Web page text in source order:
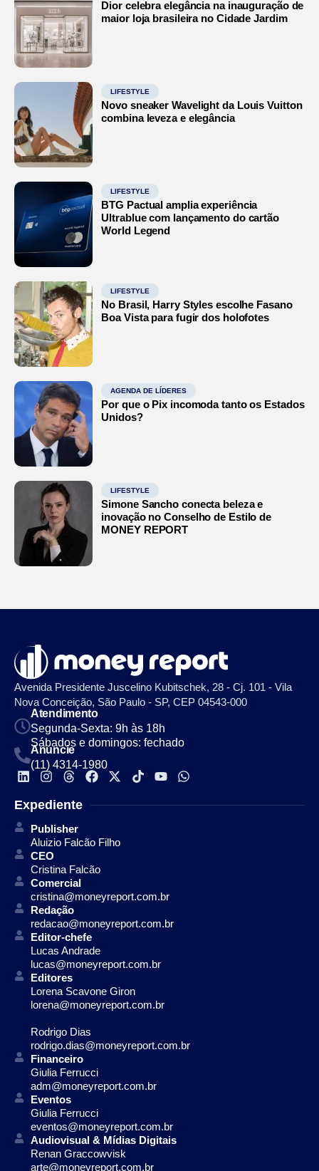
Dior celebra elegância na inauguração de
maior loja brasileira no Cidade Jardim
LIFESTYLE
Novo sneaker Wavelight da Louis Vuitton
combina leveza e elegância
LIFESTYLE
BTG Pactual amplia experiência
Ultrablue com lançamento do cartão
World Legend
LIFESTYLE
No Brasil, Harry Styles escolhe Fasano
Boa Vista para fugir dos holofotes
AGENDA DE LÍDERES
Por que o Pix incomoda tanto os Estados
Unidos?
LIFESTYLE
Simone Sancho conecta beleza e
inovação no Conselho de Estilo de
MONEY REPORT
Avenida Presidente Juscelino Kubitschek, 28 - Cj. 101 - Vila
Nova Conceição, São Paulo - SP, CEP 04543-000
Atendimento
Segunda-Sexta: 9h às 18h
Sábados e domingos: fechado
Anuncie
(11) 4314-1980
Expediente
Publisher
Aluizio Falcão Filho
CEO
Cristina Falcão
Comercial
cristina@moneyreport.com.br
Redação
redacao@moneyreport.com.br
Editor-chefe
Lucas Andrade
lucas@moneyreport.com.br
Editores
Lorena Scavone Giron
lorena@moneyreport.com.br
Rodrigo Dias
rodrigo.dias@moneyreport.com.br
Financeiro
Giulia Ferrucci
adm@moneyreport.com.br
Eventos
Giulia Ferrucci
eventos@moneyreport.com.br
Audiovisual & Mídias Digitais
Renan Graccowvisk
arte@moneyreport.com.br